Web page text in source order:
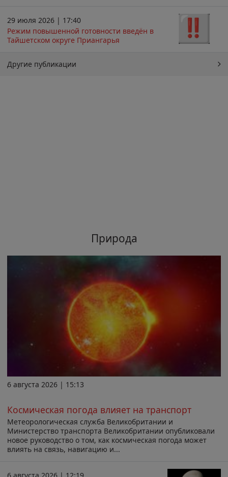
29 июля 2026 | 17:40
Режим повышенной готовности введён в
Тайшетском округе Приангарья
Другие публикации
Природа
6 августа 2026 | 15:13
Космическая погода влияет на транспорт
Метеорологическая служба Великобритании и
Министерство транспорта Великобритании опубликовали
новое руководство о том, как космическая погода может
влиять на связь, навигацию и...
6 августа 2026 | 12:19